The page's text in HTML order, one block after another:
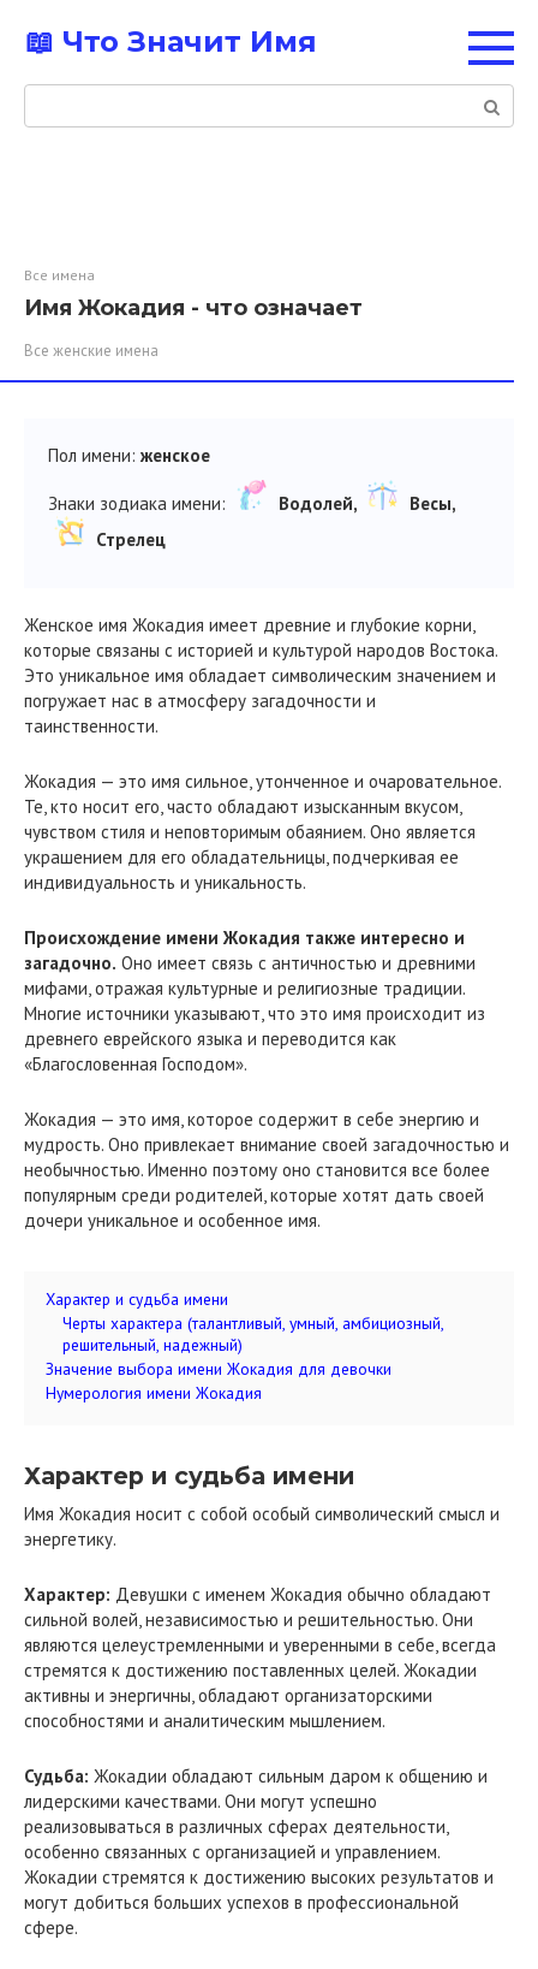
контенту
📖 Что Значит Имя
Поиск:
Все имена
Имя Жокадия - что означает
Все женские имена
Пол имени: женское
Знаки зодиака имени: Водолей,
Весы,
Стрелец
Женское имя Жокадия имеет древние и глубокие корни,
которые связаны с историей и культурой народов Востока.
Это уникальное имя обладает символическим значением и
погружает нас в атмосферу загадочности и
таинственности.
Жокадия — это имя сильное, утонченное и очаровательное.
Те, кто носит его, часто обладают изысканным вкусом,
чувством стиля и неповторимым обаянием. Оно является
украшением для его обладательницы, подчеркивая ее
индивидуальность и уникальность.
Происхождение имени Жокадия также интересно и
загадочно. Оно имеет связь с античностью и древними
мифами, отражая культурные и религиозные традиции.
Многие источники указывают, что это имя происходит из
древнего еврейского языка и переводится как
«Благословенная Господом».
Жокадия — это имя, которое содержит в себе энергию и
мудрость. Оно привлекает внимание своей загадочностью и
необычностью. Именно поэтому оно становится все более
популярным среди родителей, которые хотят дать своей
дочери уникальное и особенное имя.
Характер и судьба имени
Черты характера (талантливый, умный, амбициозный,
решительный, надежный)
Значение выбора имени Жокадия для девочки
Нумерология имени Жокадия
Характер и судьба имени
Имя Жокадия носит с собой особый символический смысл и
энергетику.
Характер: Девушки с именем Жокадия обычно обладают
сильной волей, независимостью и решительностью. Они
являются целеустремленными и уверенными в себе, всегда
стремятся к достижению поставленных целей. Жокадии
активны и энергичны, обладают организаторскими
способностями и аналитическим мышлением.
Судьба: Жокадии обладают сильным даром к общению и
лидерскими качествами. Они могут успешно
реализовываться в различных сферах деятельности,
особенно связанных с организацией и управлением.
Жокадии стремятся к достижению высоких результатов и
могут добиться больших успехов в профессиональной
сфере.